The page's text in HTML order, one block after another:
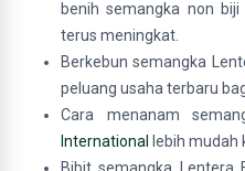
benih semangka non
terus meningkat.
Berkebun semangka
peluang usaha terbaru
Cara menanam
International
lebih mudah